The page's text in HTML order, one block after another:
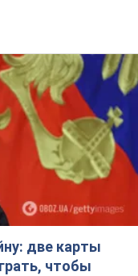
две карты
чтобы